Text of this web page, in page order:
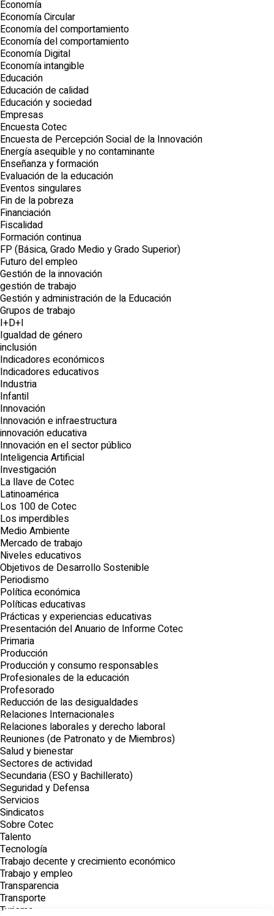
Economía
Economía Circular
Economía del comportamiento
Economía del comportamiento
Economía Digital
Economía intangible
Educación
Educación de calidad
Educación y sociedad
Empresas
Encuesta Cotec
Encuesta de Percepción Social de la Innovación
Energía asequible y no contaminante
Enseñanza y formación
Evaluación de la educación
Eventos singulares
Fin de la pobreza
Financiación
Fiscalidad
Formación continua
FP (Básica, Grado Medio y Grado Superior)
Futuro del empleo
Gestión de la innovación
gestión de trabajo
Gestión y administración de la Educación
Grupos de trabajo
I+D+I
Igualdad de género
inclusión
Indicadores económicos
Indicadores educativos
Industria
Infantil
Innovación
Innovación e infraestructura
innovación educativa
Innovación en el sector público
Inteligencia Artificial
Investigación
La llave de Cotec
Latinoamérica
Los 100 de Cotec
Los imperdibles
Medio Ambiente
Mercado de trabajo
Niveles educativos
Objetivos de Desarrollo Sostenible
Periodismo
Política económica
Políticas educativas
Prácticas y experiencias educativas
Presentación del Anuario de Informe Cotec
Primaria
Producción
Producción y consumo responsables
Profesionales de la educación
Profesorado
Reducción de las desigualdades
Relaciones Internacionales
Relaciones laborales y derecho laboral
Reuniones (de Patronato y de Miembros)
Salud y bienestar
Sectores de actividad
Secundaria (ESO y Bachillerato)
Seguridad y Defensa
Servicios
Sindicatos
Sobre Cotec
Talento
Tecnología
Trabajo decente y crecimiento económico
Trabajo y empleo
Transparencia
Transporte
Turismo